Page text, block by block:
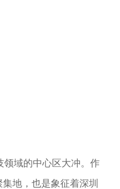
领域的中心区大冲。作
地，也是象征着深圳